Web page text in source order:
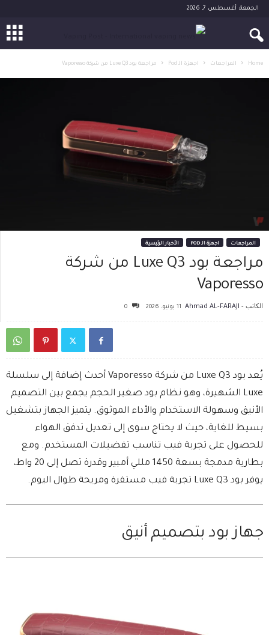
الجمعة, أغسطس 7, 2026
Home المراجعات اجهزة الـ Pod مراجعة بود Luxe Q3 من شركة Vaporesso
المراجعات اجهزة الـ POD الأخبار الرئيسية
مراجعة بود Luxe Q3 من شركة
Vaporesso
الكاتب - Ahmad AL-FARAJI 11 يونيو، 2026 0
يُعد بود Luxe Q3 من شركة Vaporesso أحدث إضافة إلى سلسلة
Luxe الشهيرة، وهو نظام بود صغير الحجم يجمع بين التصميم
الأنيق وسهولة الاستخدام والأداء الموثوق. يتميز الجهاز بتشغيل
بسيط للغاية، حيث لا يحتاج سوى إلى تعديل تدفق الهواء
للحصول على تجربة فيب تناسب تفضيلات المستخدم. ومع
بطارية مدمجة بسعة 1450 مللي أمبير وقدرة تصل إلى 20 واط،
يوفر بود Luxe Q3 تجربة فيب مستقرة ومريحة طوال اليوم.
جهاز بود بتصميم أنيق